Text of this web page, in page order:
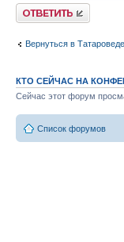
Ответить
Вернуться в
КТО СЕЙЧАС НА
Сейчас этот форум
Список форумов